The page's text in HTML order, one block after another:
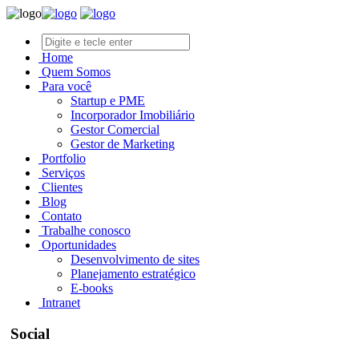
Home
Quem Somos
Para você
Startup e PME
Incorporador Imobiliário
Gestor Comercial
Gestor de Marketing
Portfolio
Serviços
Clientes
Blog
Contato
Trabalhe conosco
Oportunidades
Desenvolvimento de sites
Planejamento estratégico
E-books
Intranet
Social